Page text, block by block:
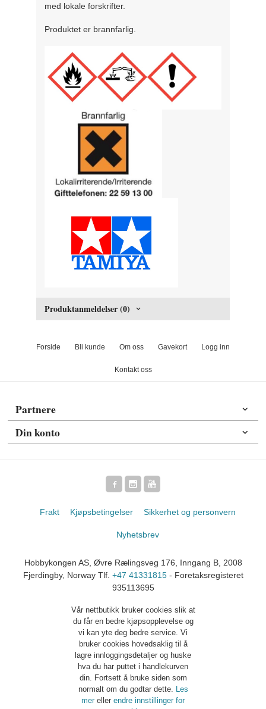
med lokale forskrifter.
Produktet er brannfarlig.
Produktanmeldelser (0)
Forside Bli kunde Om oss Gavekort Logg inn
Kontakt oss
Partnere
Din konto
Frakt Kjøpsbetingelser Sikkerhet og personvern
Nyhetsbrev
Hobbykongen AS, Øvre Rælingsveg 176, Inngang B, 2008
Fjerdingby, Norway Tlf. +47 41331815- Foretaksregisteret
935113695
Vår nettbutikk bruker cookies slik at
du får en bedre kjøpsopplevelse og
vi kan yte deg bedre service. Vi
bruker cookies hovedsaklig til å
lagre innloggingsdetaljer og huske
hva du har puttet i handlekurven
din. Fortsett å bruke siden som
normalt om du godtar dette. Les
mer eller endre innstillinger for